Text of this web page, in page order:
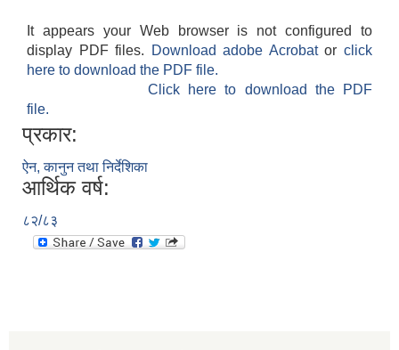
It appears your Web browser is not configured to
display PDF files.
Download adobe Acrobatorclick
here to download the PDF file.
Click here to download the PDF
file.
प्रकार:
ऐन, कानुन तथा निर्देशिका
आर्थिक वर्ष:
८२/८३